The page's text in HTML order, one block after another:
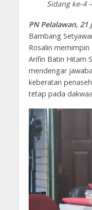
Sidang ke-4
PN Pelalawan, 21
Bambang
Rosalin
Arifin Batin Hitam
mendengar
keberatan
tetap pada